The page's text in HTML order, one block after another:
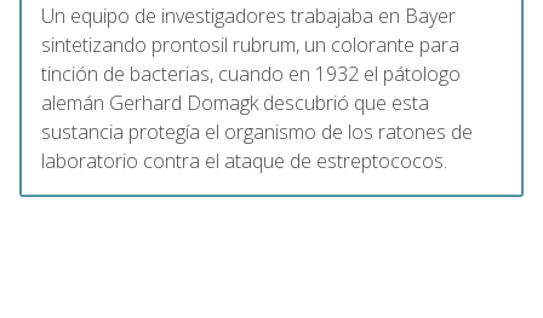
Un equipo de investigadores trabajaba en Bayer
sintetizando prontosil rubrum, un colorante para
tinción de bacterias, cuando en 1932 el pátologo
alemán Gerhard Domagk descubrió que esta
sustancia protegía el organismo de los ratones de
laboratorio contra el ataque de estreptococos.